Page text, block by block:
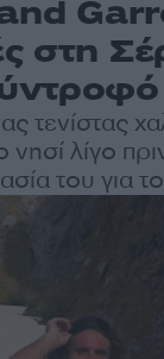
στη
τενίστας
νησί λίγο
του για